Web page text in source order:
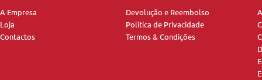
A Empresa
Loja
Contactos
Devolução e Reembolso
Política de Privacidade
Termos & Condições